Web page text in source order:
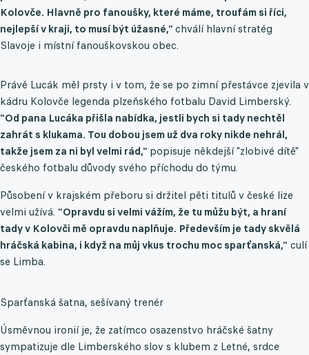
Kolovče. Hlavně pro fanoušky, které máme, troufám si říci,
nejlepší v kraji, to musí být úžasné," chválí hlavní stratég
Slavoje i místní fanouškovskou obec.
Právě Lucák měl prsty i v tom, že se po zimní přestávce zjevila v
kádru Kolovče legenda plzeňského fotbalu David Limberský.
"Od pana Lucáka přišla nabídka, jestli bych si tady nechtěl
zahrát s klukama. Tou dobou jsem už dva roky nikde nehrál,
takže jsem za ni byl velmi rád," popisuje někdejší "zlobivé dítě"
českého fotbalu důvody svého příchodu do týmu.
Působení v krajském přeboru si držitel pěti titulů v české lize
velmi užívá. "Opravdu si velmi vážím, že tu můžu být, a hraní
tady v Kolovči mě opravdu naplňuje. Především je tady skvělá
hráčská kabina, i když na můj vkus trochu moc sparťanská," culí
se Limba.
Sparťanská šatna, sešívaný trenér
Úsměvnou ironií je, že zatímco osazenstvo hráčské šatny
sympatizuje dle Limberského slov s klubem z Letné, srdce